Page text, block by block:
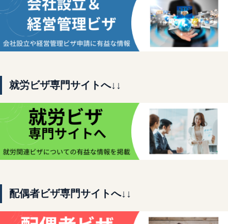
就労ビザ専門サイトへ↓↓
配偶者ビザ専門サイトへ↓↓